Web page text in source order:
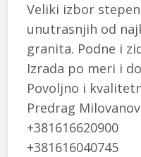
Veliki izbor
unutrasnjih od
granita. Podne i
Izrada po meri i
Povoljno i
Predrag
+381616620900
+381616040745